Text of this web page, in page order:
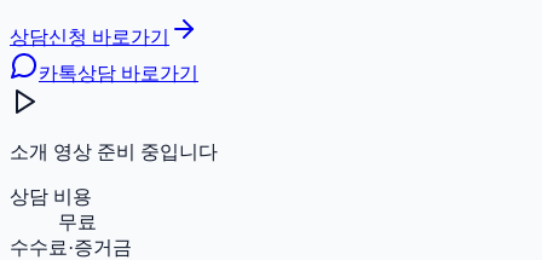
상담신청 바로가기
카톡상담 바로가기
소개 영상 준비 중입니다
상담 비용
무료
수수료·증거금